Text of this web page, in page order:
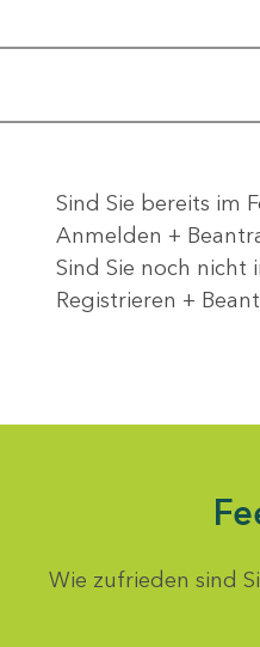
Sind Sie bereits im
Anmelden +
Sind Sie noch
Registrieren +
Wie zufrieden sind